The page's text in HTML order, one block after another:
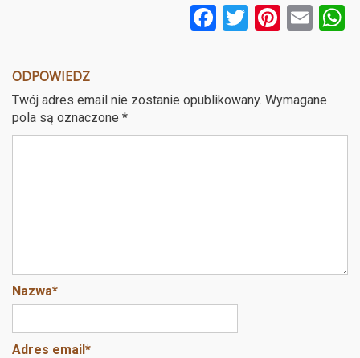
F
b
o
T
er
Pi
es
E
ODPOWIEDZ
Twój adres email nie zostanie opublikowany. Wymagane
pola są oznaczone *
Nazwa*
Adres email*